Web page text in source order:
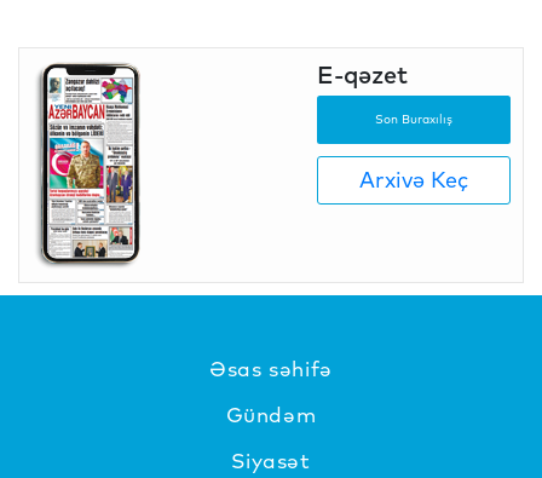
E-qəzet
Son Buraxılış
Arxivə Keç
Əsas səhifə
Gündəm
Siyasət